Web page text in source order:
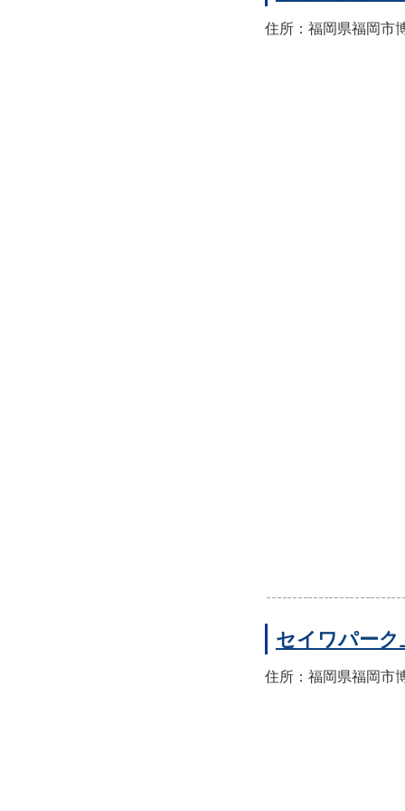
住所：福岡県福岡市
セイワパーク
住所：福岡県福岡市